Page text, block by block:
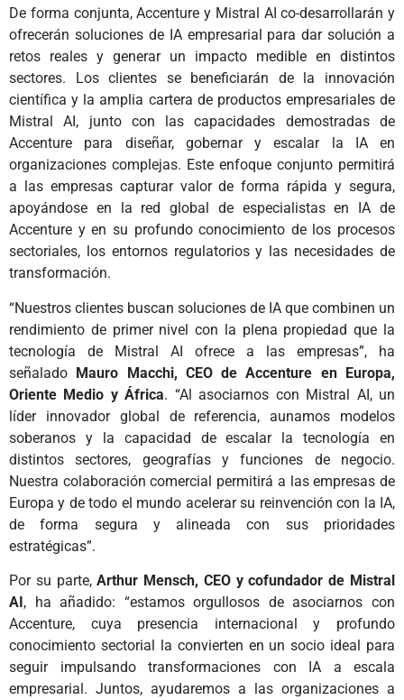
De forma conjunta, Accenture y Mistral AI co-desarrollarán y
ofrecerán soluciones de IA empresarial para dar solución a
retos reales y generar un impacto medible en distintos
sectores. Los clientes se beneficiarán de la innovación
científica y la amplia cartera de productos empresariales de
Mistral AI, junto con las capacidades demostradas de
Accenture para diseñar, gobernar y escalar la IA en
organizaciones complejas. Este enfoque conjunto permitirá
a las empresas capturar valor de forma rápida y segura,
apoyándose en la red global de especialistas en IA de
Accenture y en su profundo conocimiento de los procesos
sectoriales, los entornos regulatorios y las necesidades de
transformación.
“Nuestros clientes buscan soluciones de IA que combinen un
rendimiento de primer nivel con la plena propiedad que la
tecnología de Mistral AI ofrece a las empresas”, ha
señalado Mauro Macchi, CEO de Accenture en Europa,
Oriente Medio y África. “Al asociarnos con Mistral AI, un
líder innovador global de referencia, aunamos modelos
soberanos y la capacidad de escalar la tecnología en
distintos sectores, geografías y funciones de negocio.
Nuestra colaboración comercial permitirá a las empresas de
Europa y de todo el mundo acelerar su reinvención con la IA,
de forma segura y alineada con sus prioridades
estratégicas”.
Por su parte,Arthur Mensch, CEO y cofundador de Mistral
AI, ha añadido: “estamos orgullosos de asociarnos con
Accenture, cuya presencia internacional y profundo
conocimiento sectorial la convierten en un socio ideal para
seguir impulsando transformaciones con IA a escala
empresarial. Juntos, ayudaremos a las organizaciones a